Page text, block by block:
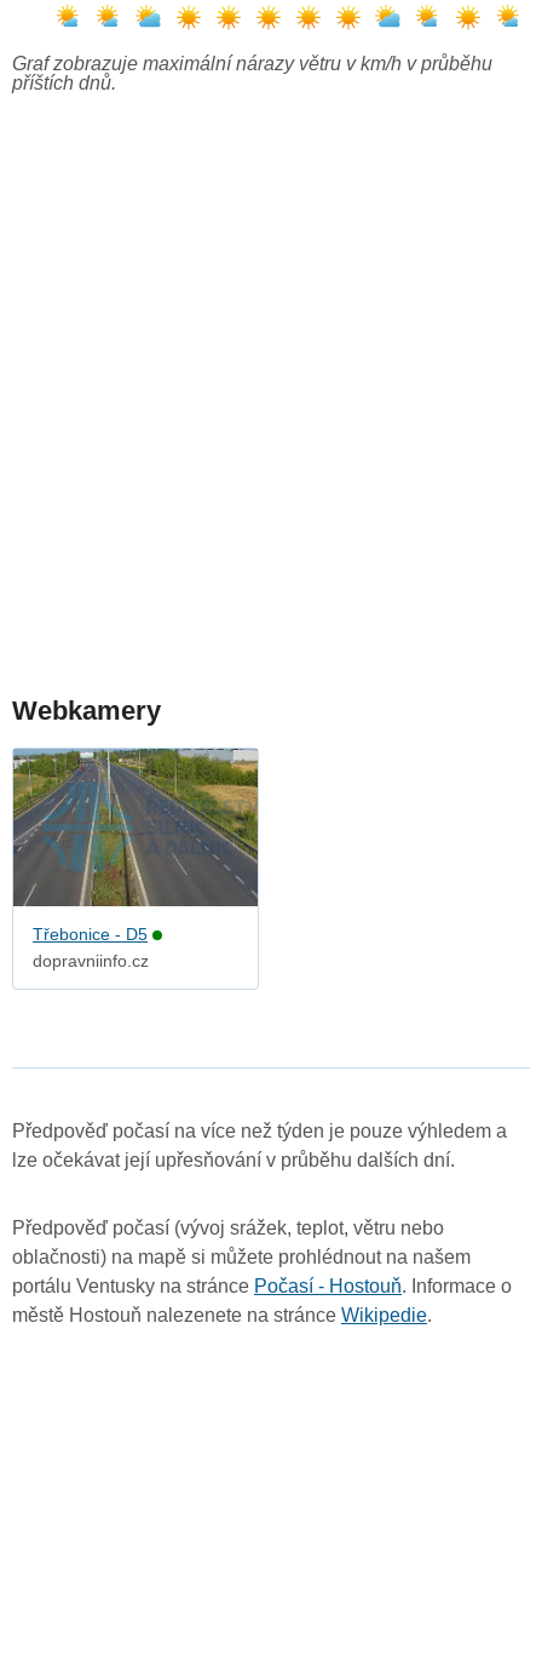
Graf zobrazuje maximální nárazy větru v km/h v průběhu
příštích dnů.
Webkamery
Třebonice - D5
dopravniinfo.cz
Předpověď počasí na více než týden je pouze výhledem a
lze očekávat její upřesňování v průběhu dalších dní.
Předpověď počasí (vývoj srážek, teplot, větru nebo
oblačnosti) na mapě si můžete prohlédnout na našem
portálu Ventusky na stránce Počasí - Hostouň. Informace o
městě Hostouň nalezenete na stránce Wikipedie.